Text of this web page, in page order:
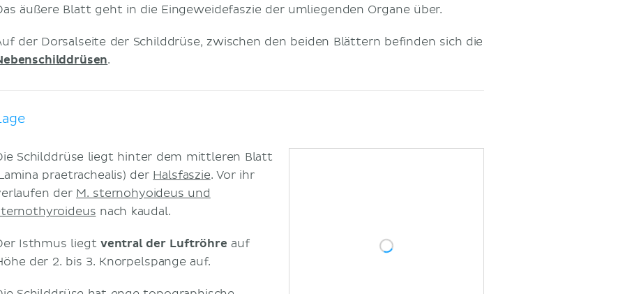
äußere Blatt geht in die Eingeweidefaszie der umliegenden Organe über.
der Dorsalseite der Schilddrüse, zwischen den beiden Blättern befinden sich die
.
Schilddrüse liegt hinter dem mittleren Blatt
praetrachealis) der Halsfaszie. Vor ihr
der M. sternohyoideus und
nach kaudal.
Isthmus liegt ventral der Luftröhre auf
der 2. bis 3. Knorpelspange auf.